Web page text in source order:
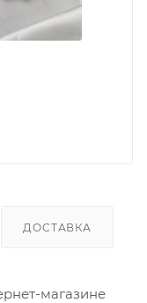
ДОСТАВКА
магазине